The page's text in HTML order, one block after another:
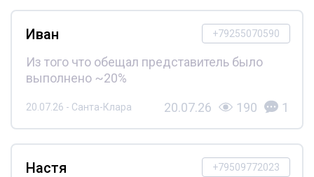
+79255070590
Иван
Из того что обещал представитель было
выполнено ~20%
20.07.26 - Санта-Клара 20.07.26 190 1
+79509772023
Настя